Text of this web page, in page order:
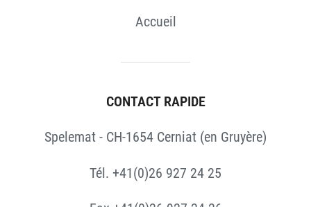
Accueil
CONTACT RAPIDE
Spelemat - CH-1654 Cerniat (en Gruyère)
Tél. +41(0)26 927 24 25